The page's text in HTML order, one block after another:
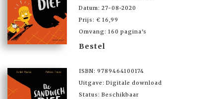
Datum: 27-08-2020
Prijs: € 16,99
Omvang: 160 pagina's
Bestel
ISBN: 9789464100174
Uitgave: Digitale download
Status: Beschikbaar